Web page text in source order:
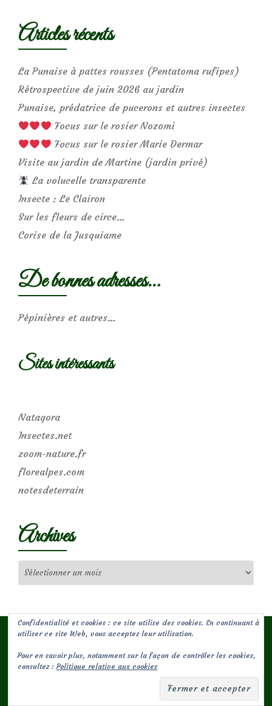
Articles récents
La Punaise à pattes rousses (Pentatoma rufipes)
Rétrospective de juin 2026 au jardin
Punaise, prédatrice de pucerons et autres insectes
Focus sur le rosier Nozomi
Focus sur le rosier Marie Dermar
Visite au jardin de Martine (jardin privé)
La volucelle transparente
Insecte : Le Clairon
Sur les fleurs de circe…
Corise de la Jusquiame
De bonnes adresses…
Pépinières et autres…
Sites intéressants
Natagora
Insectes.net
zoom-nature.fr
florealpes.com
notesdeterrain
Archives
(c) Les Jardins de Malorie
Menu
secondaire
envelope-
square
Confidentialité et cookies : ce site utilise des cookies. En continuant à
utiliser ce site Web, vous acceptez leur utilisation.
Pour en savoir plus, notamment sur la façon de contrôler les cookies,
consultez :Politique relative aux cookies